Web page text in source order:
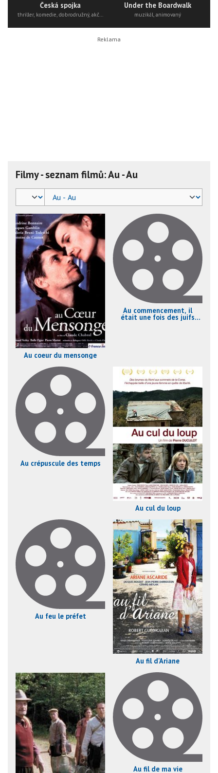
Česká spojka
thriller, komedie, dobrodružný, akční
Under the Boardwalk
muzikál, animovaný
Filmy - seznam filmů: Au - Au
Au coeur du mensonge
Au commencement, il
était une fois des juifs
Au crépuscule des temps
Au cul du loup
Au feu le préfet
Au fil d'Ariane
Au fil de ma vie